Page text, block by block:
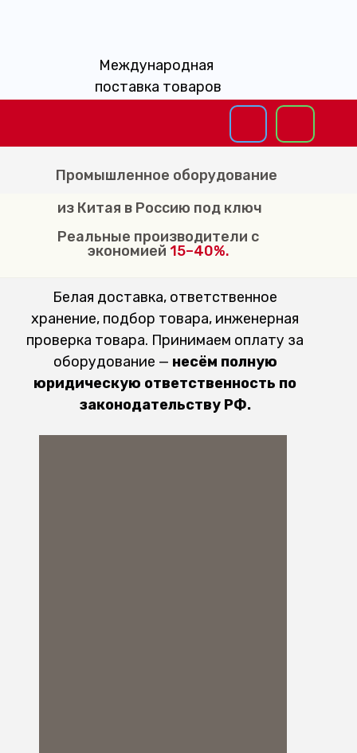
Международная
поставка товаров
Промышленное оборудование
из Китая в Россию под ключ
Реальные производители с
экономией 15–40%.
Белая доставка, ответственное
хранение, подбор товара, инженерная
проверка товара. Принимаем оплату за
оборудование — несём полную
юридическую ответственность по
законодательству РФ.